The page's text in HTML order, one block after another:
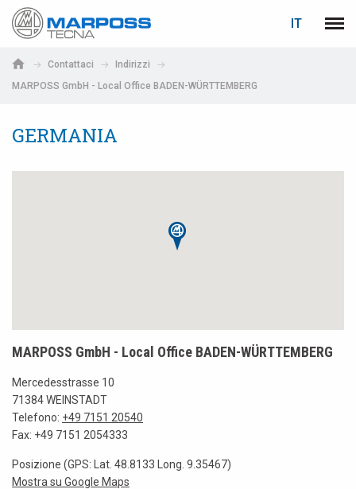
Marposs
IT
Menu
Contattaci
Indirizzi
MARPOSS GmbH - Local Office BADEN-WÜRTTEMBERG
GERMANIA
MARPOSS GmbH - Local Office BADEN-WÜRTTEMBERG
Mercedesstrasse 10
71384 WEINSTADT
Telefono: +49 7151 20540
Fax: +49 7151 2054333
Posizione (GPS: Lat. 48.8133 Long. 9.35467)
Mostra su Google Maps
Deutsch
日本語 (Japanese)
LOGIN RECUPERA PASSWORD